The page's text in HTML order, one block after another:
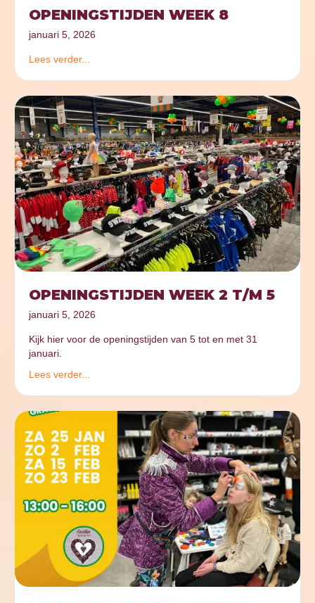
OPENINGSTIJDEN WEEK 8
januari 5, 2026
Lees verder...
OPENINGSTIJDEN WEEK 2 T/M 5
januari 5, 2026
Kijk hier voor de openingstijden van 5 tot en met 31
januari.
Lees verder...